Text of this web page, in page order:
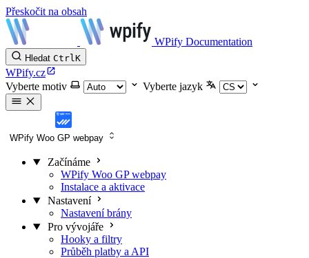
Přeskočit na obsah
WPify Documentation
Hledat CtrlK
WPify.cz
Vyberte motiv
Vyberte jazyk
WPify Woo GP webpay
Začínáme
WPify Woo GP webpay
Instalace a aktivace
Nastavení
Nastavení brány
Pro vývojáře
Hooky a filtry
Průběh platby a API